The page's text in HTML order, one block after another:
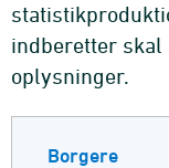
indberetter skal
oplysninger.
Borgere